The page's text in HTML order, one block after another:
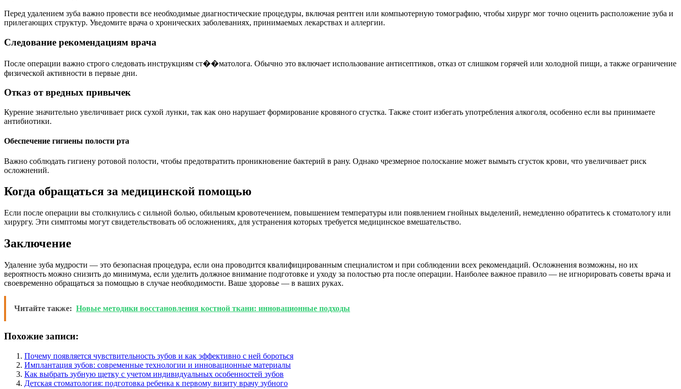
Перед удалением зуба важно провести все необходимые диагностические процедуры, включая рентген или компьютерную томографию, чтобы хирург мог точно оценить расположение зуба и
прилегающих структур. Уведомите врача о хронических заболеваниях, принимаемых лекарствах и аллергии.
Следование рекомендациям врача
После операции важно строго следовать инструкциям ст��матолога. Обычно это включает использование антисептиков, отказ от слишком горячей или холодной пищи, а также ограничение
физической активности в первые дни.
Отказ от вредных привычек
Курение значительно увеличивает риск сухой лунки, так как оно нарушает формирование кровяного сгустка. Также стоит избегать употребления алкоголя, особенно если вы принимаете
антибиотики.
Обеспечение гигиены полости рта
Важно соблюдать гигиену ротовой полости, чтобы предотвратить проникновение бактерий в рану. Однако чрезмерное полоскание может вымыть сгусток крови, что увеличивает риск
осложнений.
Когда обращаться за медицинской помощью
Если после операции вы столкнулись с сильной болью, обильным кровотечением, повышением температуры или появлением гнойных выделений, немедленно обратитесь к стоматологу или
хирургу. Эти симптомы могут свидетельствовать об осложнениях, для устранения которых требуется медицинское вмешательство.
Заключение
Удаление зуба мудрости — это безопасная процедура, если она проводится квалифицированным специалистом и при соблюдении всех рекомендаций. Осложнения возможны, но их
вероятность можно снизить до минимума, если уделить должное внимание подготовке и уходу за полостью рта после операции. Наиболее важное правило — не игнорировать советы врача и
своевременно обращаться за помощью в случае необходимости. Ваше здоровье — в ваших руках.
Читайте также: Новые методики восстановления костной ткани: инновационные подходы
Похожие записи:
Почему появляется чувствительность зубов и как эффективно с ней бороться
Имплантация зубов: современные технологии и инновационные материалы
Как выбрать зубную щетку с учетом индивидуальных особенностей зубов
Детская стоматология: подготовка ребенка к первому визиту врачу зубного